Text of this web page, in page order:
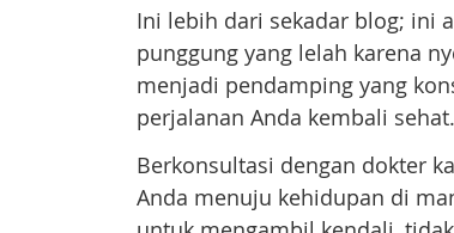
Ini lebih dari sekadar blog; ini
punggung yang lelah karena
menjadi pendamping yang
perjalanan Anda kembali sehat.
Berkonsultasi dengan dokter
Anda menuju kehidupan di